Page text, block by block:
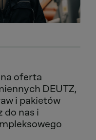
oferta
DEUTZ,
i pakietów
do nas i